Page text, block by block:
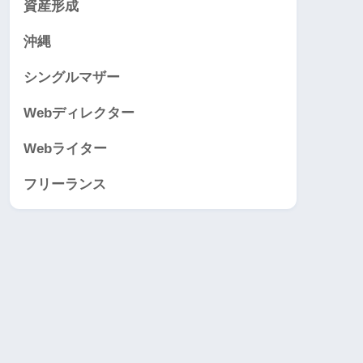
資産形成
沖縄
シングルマザー
Webディレクター
Webライター
フリーランス